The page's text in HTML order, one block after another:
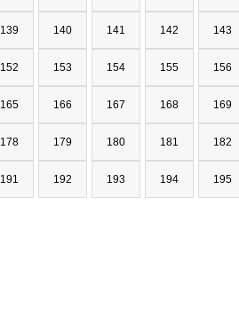
139 140 141 142 143
152 153 154 155 156
165 166 167 168 169
178 179 180 181 182
191 192 193 194 195